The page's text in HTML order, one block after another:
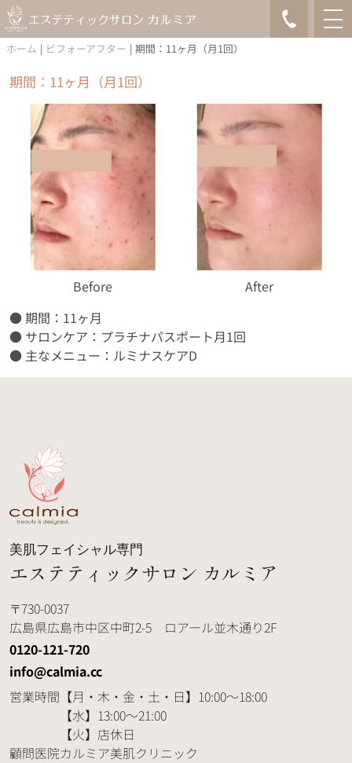
ホーム | ビフォーアフター | 期間：11ヶ月（月1回）
期間：11ヶ月（月1回）
Before
After
● 期間：11ヶ月
● サロンケア： プラチナパスポート月1回
● 主なメニュー： ルミナスケアD
美肌フェイシャル専門
エステティックサロン カルミア
730-0037
広島県広島市中区中町2-5 ロアール並木通り2F
0120-121-720
info@calmia.cc
営業時間 【月・木・金・土・日】10:00～18:00
【水】13:00～21:00
【火】店休日
顧問医院カルミア美肌クリニック